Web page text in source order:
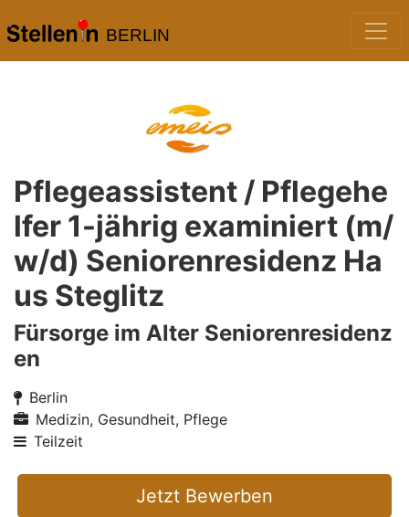
BERLIN
Pflegeassistent / Pflegehe
lfer 1-jährig examiniert (m/
w/d) Seniorenresidenz Ha
us Steglitz
Fürsorge im Alter Seniorenresidenz
en
Berlin
Medizin, Gesundheit, Pflege
Teilzeit
Jetzt Bewerben